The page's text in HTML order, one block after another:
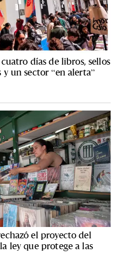
días de libros, sellos
un sector “en alerta”
el proyecto del
ley que protege a las